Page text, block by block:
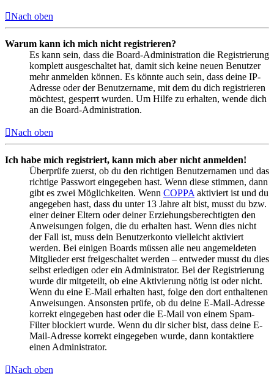
Nach oben
Warum kann ich mich nicht registrieren?
Es kann sein, dass die Board-Administration die Registrierung
komplett ausgeschaltet hat, damit sich keine neuen Benutzer
mehr anmelden können. Es könnte auch sein, dass deine IP-
Adresse oder der Benutzername, mit dem du dich registrieren
möchtest, gesperrt wurden. Um Hilfe zu erhalten, wende dich
an die Board-Administration.
Nach oben
Ich habe mich registriert, kann mich aber nicht anmelden!
Überprüfe zuerst, ob du den richtigen Benutzernamen und das
richtige Passwort eingegeben hast. Wenn diese stimmen, dann
gibt es zwei Möglichkeiten. Wenn COPPA aktiviert ist und du
angegeben hast, dass du unter 13 Jahre alt bist, musst du bzw.
einer deiner Eltern oder deiner Erziehungsberechtigten den
Anweisungen folgen, die du erhalten hast. Wenn dies nicht
der Fall ist, muss dein Benutzerkonto vielleicht aktiviert
werden. Bei einigen Boards müssen alle neu angemeldeten
Mitglieder erst freigeschaltet werden – entweder musst du dies
selbst erledigen oder ein Administrator. Bei der Registrierung
wurde dir mitgeteilt, ob eine Aktivierung nötig ist oder nicht.
Wenn du eine E-Mail erhalten hast, folge den dort enthaltenen
Anweisungen. Ansonsten prüfe, ob du deine E-Mail-Adresse
korrekt eingegeben hast oder die E-Mail von einem Spam-
Filter blockiert wurde. Wenn du dir sicher bist, dass deine E-
Mail-Adresse korrekt eingegeben wurde, dann kontaktiere
einen Administrator.
Nach oben